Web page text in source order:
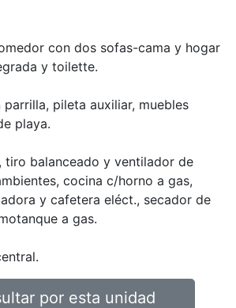
con dos sofas-cama y hogar
y toilette.
pileta auxiliar, muebles
playa.
tiro balanceado y ventilador de
cocina c/horno a gas,
y cafetera eléct., secador de
a gas.
por esta unidad